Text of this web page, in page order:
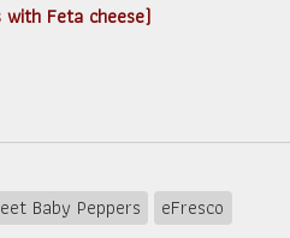
with Feta cheese)
Baby Peppers eFresco